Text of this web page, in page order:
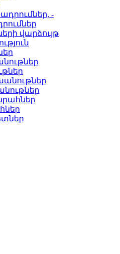
վարձու­յթ